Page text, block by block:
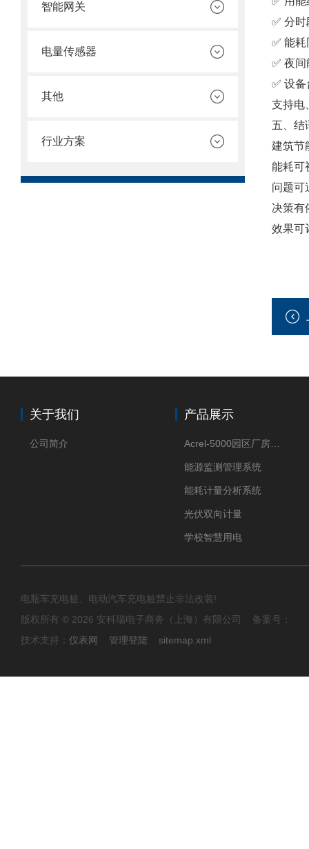
智能网关
电量传感器
其他
行业方案
✅ 分
✅ 能
✅ 夜
✅ 设
支持电
五、结
建筑节
能耗可
问题可
决策有
效果可
关于我们
公司简介
产品展示
能源监测管理系统
能耗计量分析系统
光伏双向计量
学校智慧用电
电瓶车充电桩、电动汽车充电桩禁止非法改装!
版权所有 © 2026 安科瑞电子商务（上海）有限公司 备案号：
技术支持： 仪表网 管理登陆 sitemap.xml